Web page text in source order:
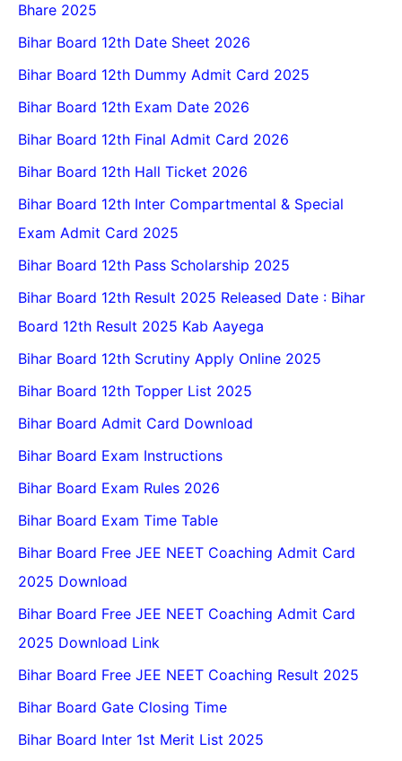
Bhare 2025
Bihar Board 12th Date Sheet 2026
Bihar Board 12th Dummy Admit Card 2025
Bihar Board 12th Exam Date 2026
Bihar Board 12th Final Admit Card 2026
Bihar Board 12th Hall Ticket 2026
Bihar Board 12th Inter Compartmental & Special
Exam Admit Card 2025
Bihar Board 12th Pass Scholarship 2025
Bihar Board 12th Result 2025 Released Date : Bihar
Board 12th Result 2025 Kab Aayega
Bihar Board 12th Scrutiny Apply Online 2025
Bihar Board 12th Topper List 2025
Bihar Board Admit Card Download
Bihar Board Exam Instructions
Bihar Board Exam Rules 2026
Bihar Board Exam Time Table
Bihar Board Free JEE NEET Coaching Admit Card
2025 Download
Bihar Board Free JEE NEET Coaching Admit Card
2025 Download Link
Bihar Board Free JEE NEET Coaching Result 2025
Bihar Board Gate Closing Time
Bihar Board Inter 1st Merit List 2025